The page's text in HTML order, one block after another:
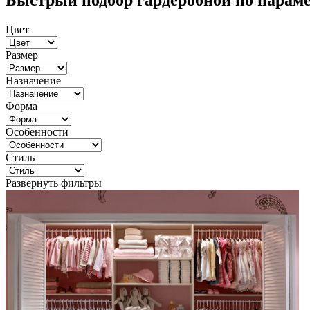
Цвет
Размер
Назначение
Форма
Особенности
Стиль
Развернуть фильтры